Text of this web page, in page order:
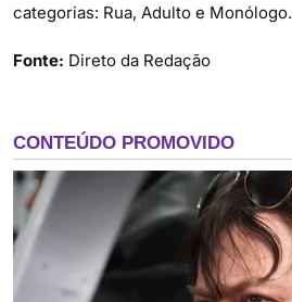
categorias: Rua, Adulto e Monólogo.
Fonte: Direto da Redação